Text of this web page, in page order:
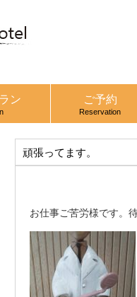
ン ご予約
Reservation
頑張ってます。
お仕事ご苦労様です。